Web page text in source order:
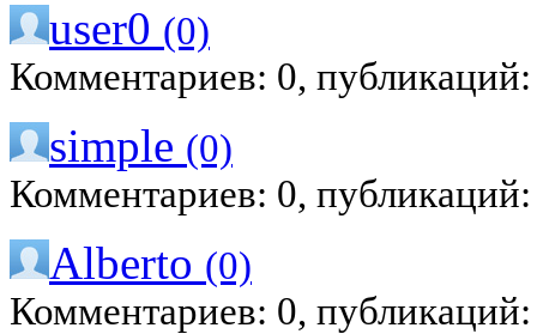
user0 (0)
Комментариев: 0,
simple (0)
Комментариев: 0,
Alberto (0)
Комментариев: 0,